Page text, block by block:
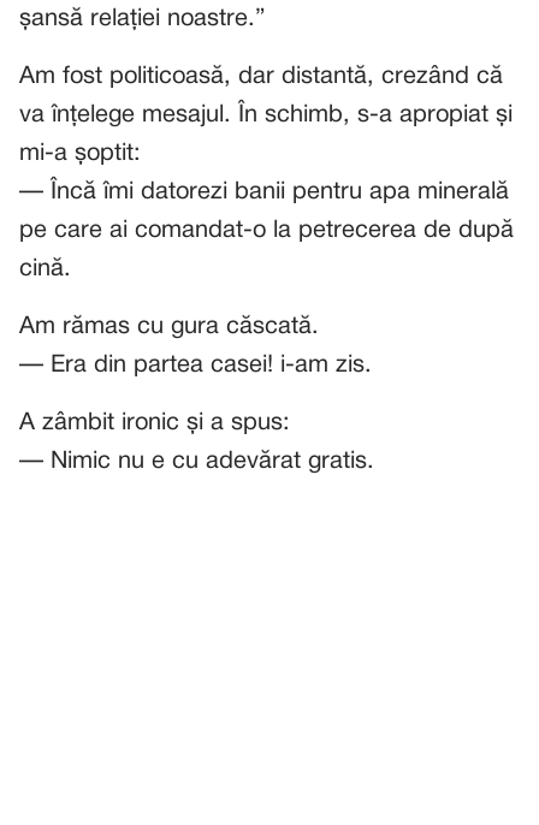
șansă relației noastre.”
Am fost politicoasă, dar distantă, crezând că
va înțelege mesajul. În schimb, s-a apropiat și
mi-a șoptit:
— Încă îmi datorezi banii pentru apa minerală
pe care ai comandat-o la petrecerea de după
cină.
Am rămas cu gura căscată.
— Era din partea casei! i-am zis.
A zâmbit ironic și a spus:
— Nimic nu e cu adevărat gratis.